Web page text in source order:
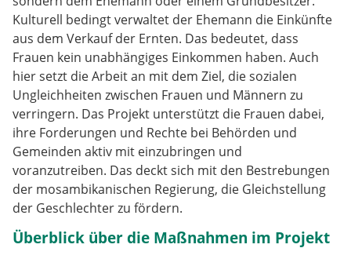
Kulturell bedingt verwaltet der Ehemann die Einkünfte
aus dem Verkauf der Ernten. Das bedeutet, dass
Frauen kein unabhängiges Einkommen haben. Auch
hier setzt die Arbeit an mit dem Ziel, die sozialen
Ungleichheiten zwischen Frauen und Männern zu
verringern. Das Projekt unterstützt die Frauen dabei,
ihre Forderungen und Rechte bei Behörden und
Gemeinden aktiv mit einzubringen und
voranzutreiben. Das deckt sich mit den Bestrebungen
der mosambikanischen Regierung, die Gleichstellung
der Geschlechter zu fördern.
Überblick über die Maßnahmen im Projekt